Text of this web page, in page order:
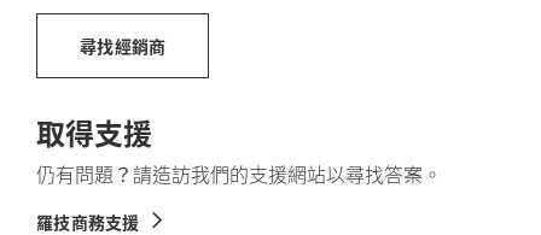
尋找經銷商
取得支援
仍有問題？請造訪我們的支援網站以尋找答案。
羅技商務支援